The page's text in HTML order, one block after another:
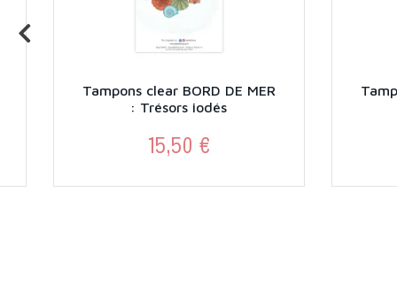
Tampons clear BORD DE MER
: Trésors iodés
Prix
15,50 €